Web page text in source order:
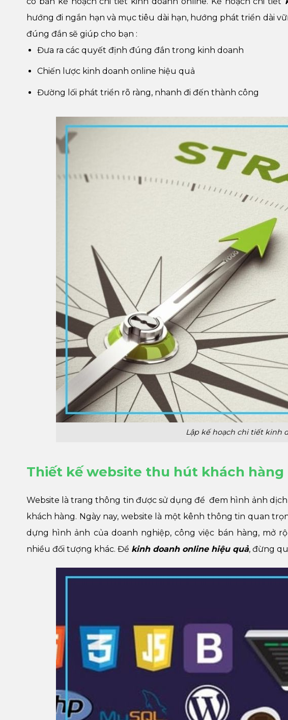
hướng đi ngắn hạn và mục tiêu dài hạn, hướng phát triển dài
đúng đắn sẽ giúp cho bạn :
Đưa ra các quyết định đúng đắn trong kinh doanh
Chiến lược kinh doanh online hiệu quả
Đường lối phát triển rõ ràng, nhanh đi đến thành công
Lập kế hoạch chi tiết kinh
Thiết kế website thu hút khách hàng
Website là trang thông tin được sử dụng để đem hình ảnh
khách hàng. Ngày nay, website là một kênh thông tin quan
dựng hình ảnh của doanh nghiệp, công việc bán hàng, mở
nhiều đối tượng khác. Để kinh doanh online hiệu quả, đừng